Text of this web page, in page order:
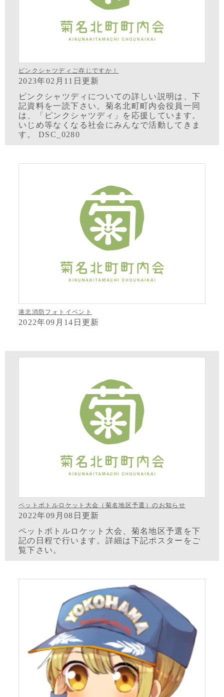
ピンクシャツディご存じですか！
2023年02月11日更新
ピンクシャツディについての詳しい説明は、下
記資料を一読下さい。菊名北町町内会役員一同
は、「ピンクシャツディ」を応援しています。
いじめ等なくなる社会にみんなで活動してきま
す。 DSC_0280
港北消防フォトイベント
2022年09月14日更新
ペットボトルロケット大会（菊名地区予選）のお知らせ
2022年09月08日更新
ペットボトルロケット大会、菊名地区予選を下
記の日程で行います。詳細は下記ポスターをご
覧下さい。